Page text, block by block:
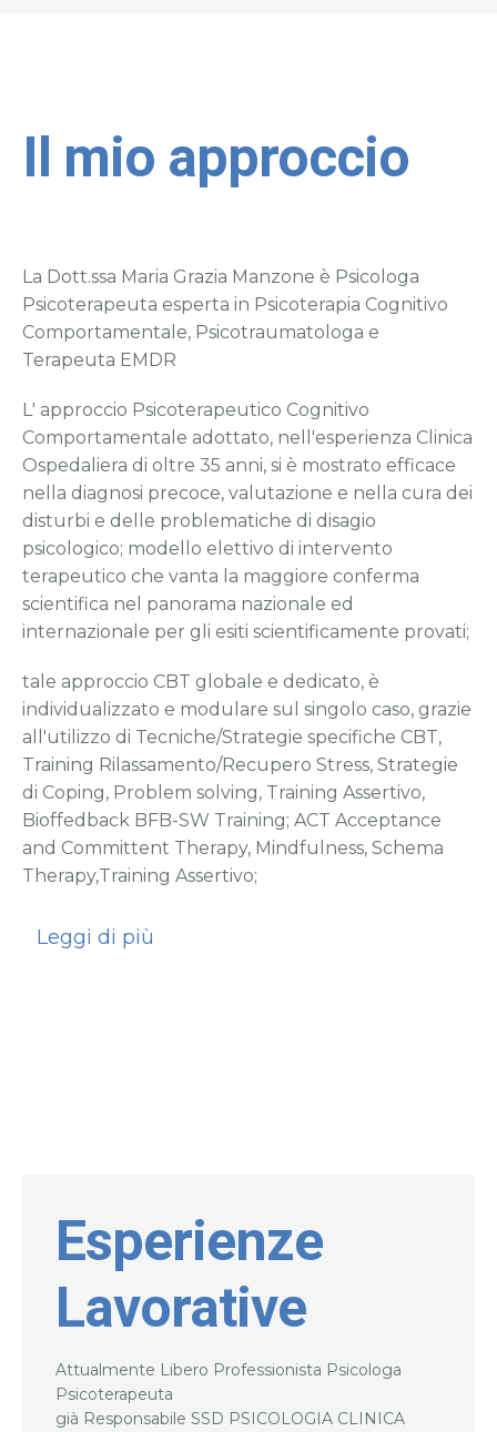
Il mio approccio
La Dott.ssa Maria Grazia Manzone è Psicologa
Psicoterapeuta esperta in Psicoterapia Cognitivo
Comportamentale, Psicotraumatologa e
Terapeuta EMDR
L' approccio Psicoterapeutico Cognitivo
Comportamentale adottato, nell'esperienza Clinica
Ospedaliera di oltre 35 anni, si è mostrato efficace
nella diagnosi precoce, valutazione e nella cura dei
disturbi e delle problematiche di disagio
psicologico; modello elettivo di intervento
terapeutico che vanta la maggiore conferma
scientifica nel panorama nazionale ed
internazionale per gli esiti scientificamente provati;
tale approccio CBT globale e dedicato, è
individualizzato e modulare sul singolo caso, grazie
all'utilizzo di Tecniche/Strategie specifiche CBT,
Training Rilassamento/Recupero Stress, Strategie
di Coping, Problem solving, Training Assertivo,
Bioffedback BFB-SW Training; ACT Acceptance
and Committent Therapy, Mindfulness, Schema
Therapy,Training Assertivo;
Leggi di più
Esperienze
Lavorative
Attualmente Libero Professionista Psicologa
Psicoterapeuta
già Responsabile SSD PSICOLOGIA CLINICA